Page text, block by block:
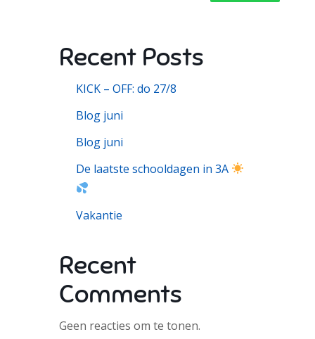
Recent Posts
KICK – OFF: do 27/8
Blog juni
Blog juni
De laatste schooldagen in 3A
Vakantie
Recent
Comments
Geen reacties om te tonen.